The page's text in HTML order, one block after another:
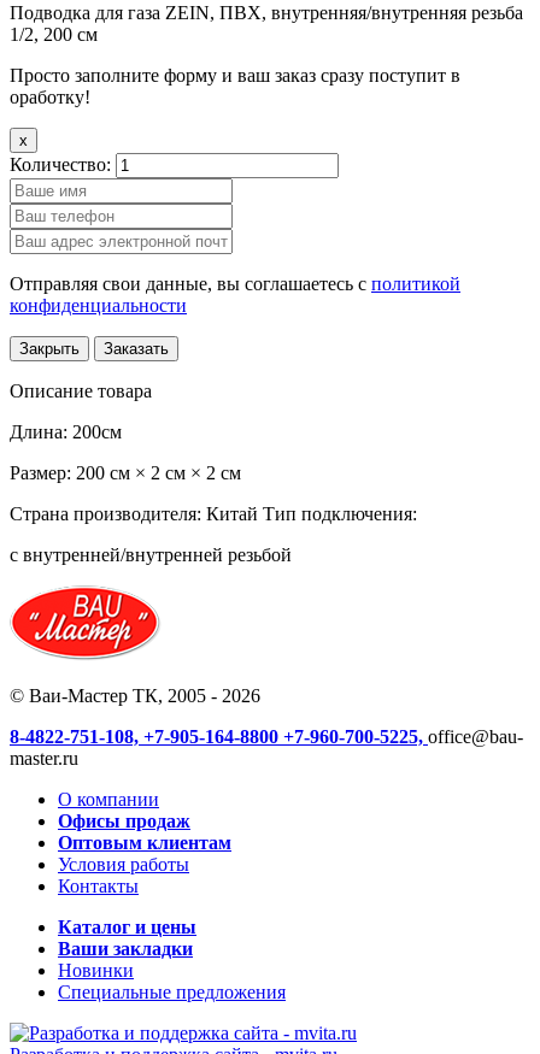
Подводка для газа ZEIN, ПВХ, внутренняя/внутренняя резьба
1/2, 200 см
Просто заполните форму и ваш заказ сразу поступит в
оработку!
x
Количество:
Отправляя свои данные, вы соглашаетесь с политикой
конфиденциальности
Закрыть Заказать
Описание товара
Длина: 200см
Размер: 200 см × 2 см × 2 см
Страна производителя: Китай Тип подключения:
с внутренней/внутренней резьбой
© Ваи-Мастер ТК, 2005 - 2026
8-4822-751-108, +7-905-164-8800 +7-960-700-5225, office@bau-
master.ru
О компании
Офисы продаж
Оптовым клиентам
Условия работы
Контакты
Каталог и цены
Ваши закладки
Новинки
Специальные предложения